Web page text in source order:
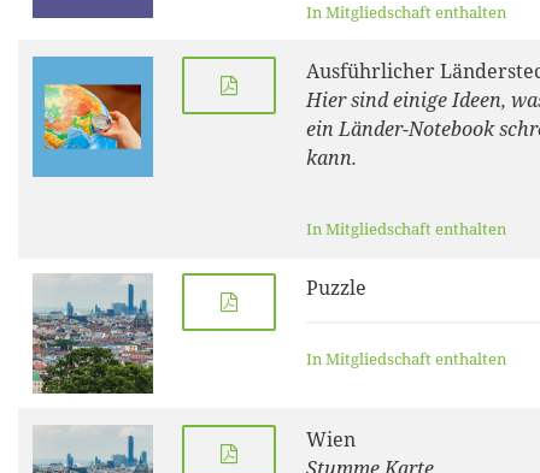
In Mitgliedschaft enthalten
Ausführlicher
Hier sind einige Ideen,
ein Länder-Notebook
kann.
In Mitgliedschaft enthalten
Puzzle
In Mitgliedschaft enthalten
Wien